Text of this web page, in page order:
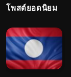
โพสต์ยอดนิยม